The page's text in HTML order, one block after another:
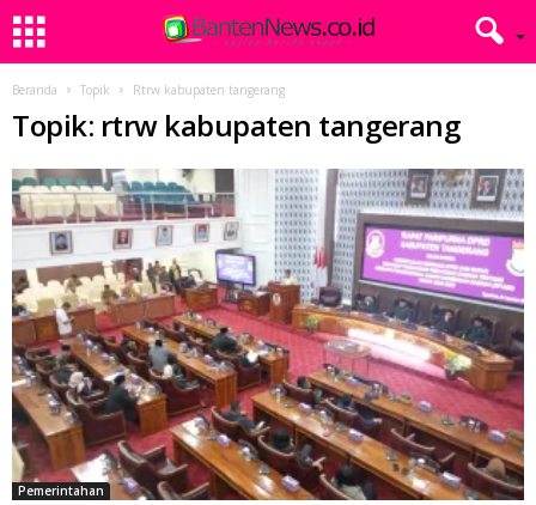
Beranda Topik Rtrw kabupaten tangerang
Topik: rtrw kabupaten tangerang
Pemerintahan